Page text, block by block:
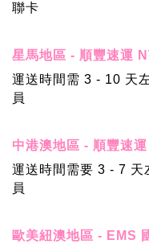
聯卡
星馬地區 - 順豐速運
運送時間需 3 - 10 天
員
中港澳地區 - 順豐速
運送時間需要 3 - 7 天
員
歐美紐澳地區 - EMS